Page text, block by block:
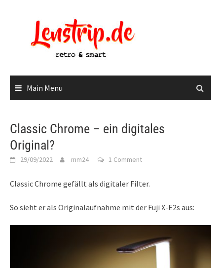
Main Menu
Classic Chrome – ein digitales
Original?
29/09/2022 mm24 1 Comment
Classic Chrome gefällt als digitaler Filter.
So sieht er als Originalaufnahme mit der Fuji X-E2s aus: